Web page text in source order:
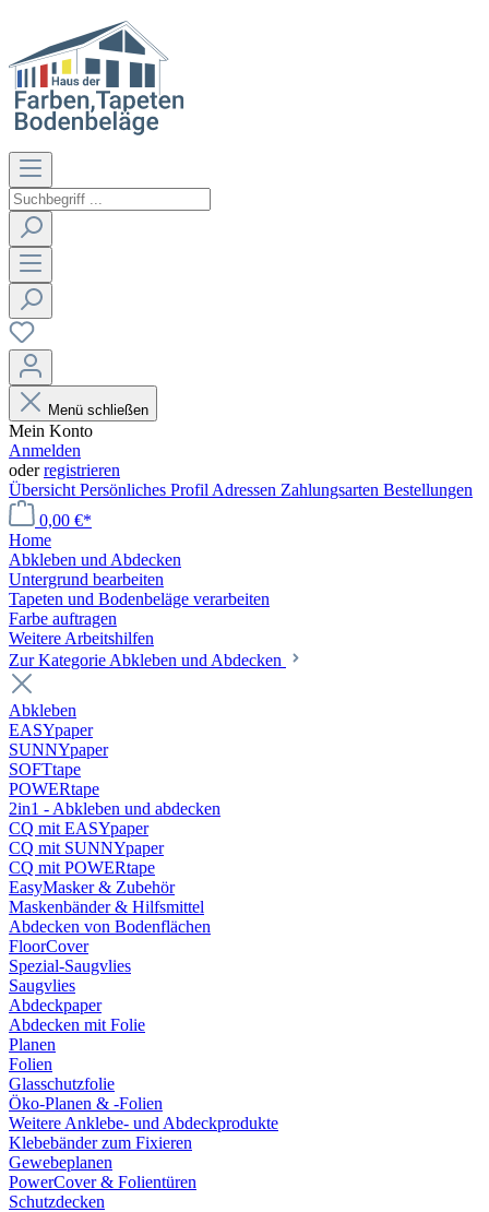
Menü schließen
Mein Konto
Anmelden
oderregistrieren
Übersicht Persönliches Profil Adressen Zahlungsarten Bestellungen
0,00 €*
Home
Abkleben und Abdecken
Untergrund bearbeiten
Tapeten und Bodenbeläge verarbeiten
Farbe auftragen
Weitere Arbeitshilfen
Zur Kategorie Abkleben und Abdecken
Abkleben
EASYpaper
SUNNYpaper
SOFTtape
POWERtape
2in1 - Abkleben und abdecken
CQ mit EASYpaper
CQ mit SUNNYpaper
CQ mit POWERtape
EasyMasker & Zubehör
Maskenbänder & Hilfsmittel
Abdecken von Bodenflächen
FloorCover
Spezial-Saugvlies
Saugvlies
Abdeckpaper
Abdecken mit Folie
Planen
Folien
Glasschutzfolie
Öko-Planen & -Folien
Weitere Anklebe- und Abdeckprodukte
Klebebänder zum Fixieren
Gewebeplanen
PowerCover & Folientüren
Schutzdecken